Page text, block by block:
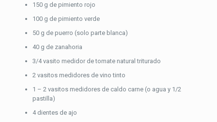
150 g de pimiento rojo
100 g de pimiento verde
50 g de puerro (solo parte blanca)
40 g de zanahoria
3/4 vasito medidor de tomate natural triturado
2 vasitos medidores de vino tinto
1 – 2 vasitos medidores de caldo carne (o agua y 1/2
pastilla)
4 dientes de ajo